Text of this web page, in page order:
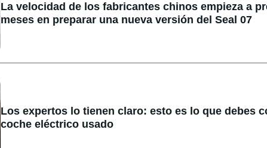
La velocidad de los fabricantes chinos empieza a
meses en preparar una nueva versión del Seal 07
Los expertos lo tienen claro: esto es lo que debes
coche eléctrico usado